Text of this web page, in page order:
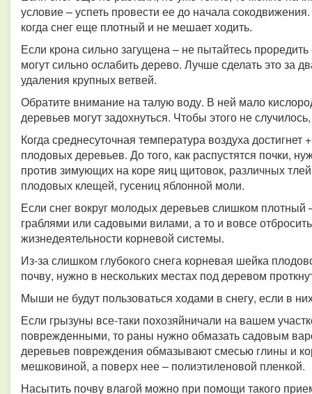
условие – успеть провести ее до начала
когда снег еще плотный и не мешает ходить.
Если крона сильно загущена – не пытайтесь
могут сильно ослабить дерево. Лучше сделать это за
удаления крупных ветвей.
Обратите внимание на талую воду. В ней мало
деревьев могут задохнуться. Чтобы этого не
Когда среднесуточная температура воздуха
плодовых деревьев. До того, как распустятся почки,
против зимующих на коре яиц щитовок, различных
плодовых клещей, гусениц яблонной моли.
Если снег вокруг молодых деревьев слишком плотный
граблями или садовыми вилами, а то и вовсе
жизнедеятельности корневой системы.
Из-за слишком глубокого снега корневая шейка
почву, нужно в нескольких местах под деревом
Мыши не будут пользоваться ходами в снегу, если в
Если грызуны все-таки похозяйничали на вашем
поврежденными, то раны нужно обмазать садовым
деревьев повреждения обмазывают смесью глины и
мешковиной, а поверх нее – полиэтиленовой пленкой.
Насытить почву влагой можно при помощи такого